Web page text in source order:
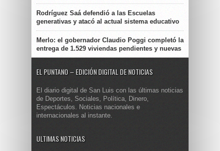
Rodríguez Saá defendió a las Escuelas
generativas y atacó al actual sistema educativo
Merlo: el gobernador Claudio Poggi completó la
entrega de 1.529 viviendas pendientes y nuevas
EL PUNTANO – EDICIÓN DIGITAL DE NOTICIAS
El diario digital de San Luis con las últimas noticias
de Deportes, Sociales, Política, Dinero,
Espectáculos. Noticias nacionales e
internacionales al instante.
ULTIMAS NOTICIAS